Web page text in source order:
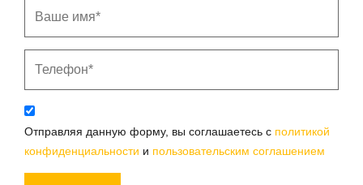
Отправляя данную форму, вы соглашаетесь с политикой
конфиденциальности и пользовательским соглашением